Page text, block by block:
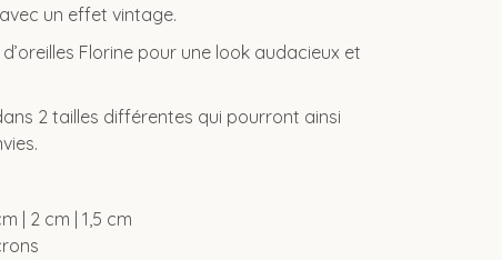
un effet vintage.
Florine pour une look audacieux et
2 tailles différentes qui pourront ainsi
| 2 cm | 1,5 cm